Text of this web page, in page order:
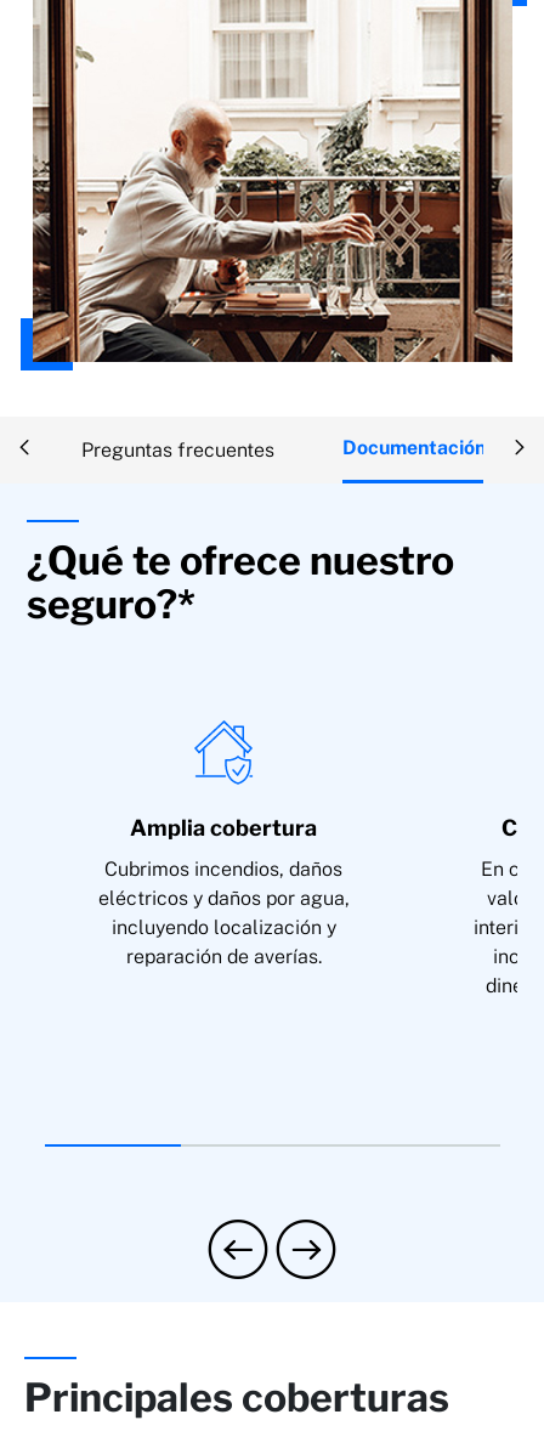
Preguntas frecuentes Documentación
¿Qué te ofrece nuestro
seguro?*
Amplia cobertura
Cubrimos incendios, daños
eléctricos y daños por agua,
incluyendo localización y
reparación de averías.
En
valor
interior
Principales coberturas